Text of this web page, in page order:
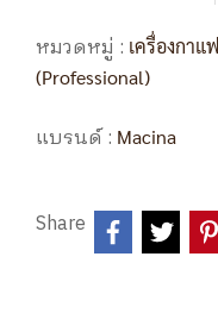
หมวดหมู่ : เครื่องกาแฟ
(Professional)
แบรนด์ : Macina
Share